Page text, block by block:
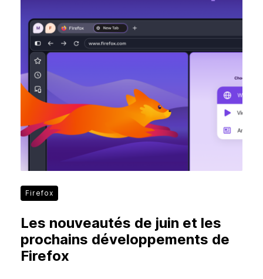
Firefox
Les nouveautés de juin et les
prochains développements de
Firefox